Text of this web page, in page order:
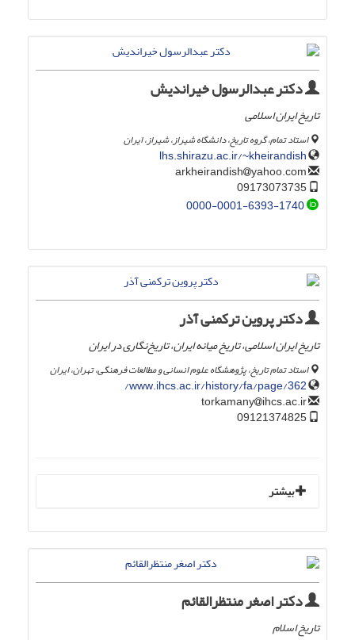
دکتر عبدالرسول خیراندیش
تاریخ ایران اسلامی
استاد تمام، گروه تاریخ، دانشگاه شیراز، شیراز، ایران
lhs.shirazu.ac.ir/~kheirandish
yahoo.com
0000-0001-6393-1740
دکتر پروین ترکمنی آذر
تاریخ ایران اسلامی، تاریخ میانه ایران، تاریخ‌نگاری در ایران
استاد تمام تاریخ، پژوهشگاه علوم انسانی و مطالعات فرهنگی، تهران، ایران
www.ihcs.ac.ir/history/fa/page/362/
ihcs.ac.ir
بیشتر
دکتر اصغر منتظرالقائم
تاریخ اسلام